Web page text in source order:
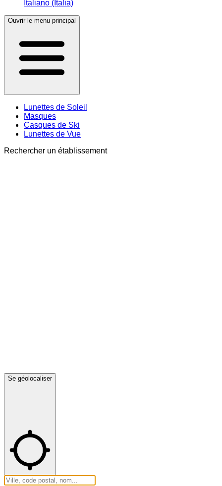
Italiano (Italia)
Ouvrir le menu principal
Lunettes de Soleil
Masques
Casques de Ski
Lunettes de Vue
Rechercher un établissement
Se géolocaliser